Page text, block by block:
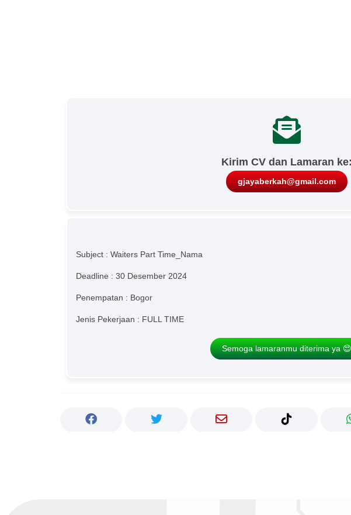
Kirim CV dan Lamaran ke:
gjayaberkah@gmail.com
Subject : Waiters Part Time_Nama
Deadline : 30 Desember 2024
Penempatan : Bogor
Jenis Pekerjaan : FULL TIME
Semoga lamaranmu diterima ya 😍